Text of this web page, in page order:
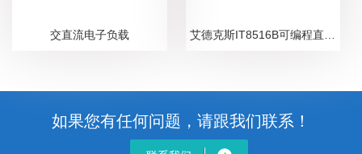
交直流电子负载
如果您有任何问题，请跟我们联系！